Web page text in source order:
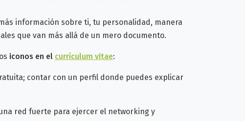
información sobre ti, tu personalidad, manera
que van más allá de un mero documento.
iconos en el currículum vitae:
contar con un perfil donde puedes explicar
red fuerte para ejercer el networking y